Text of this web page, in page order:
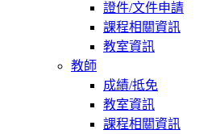
證件/文件申請
課程相關資訊
教室資訊
教師
成績/抵免
教室資訊
課程相關資訊